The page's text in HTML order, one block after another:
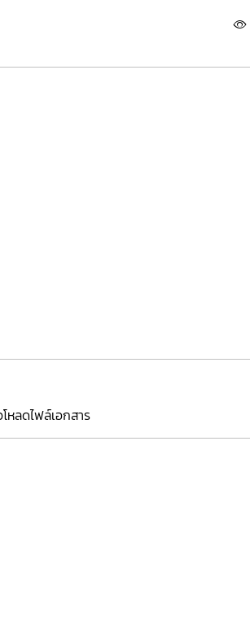
หลดไฟล์เอกสาร